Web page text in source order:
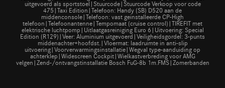
uitgevoerd als sportstoel|Stuurcode|Stuurcode Verkoop voor code
475|Taxi Edition|Telefoon: Handy (SB) D520 aan de
middenconsole|Telefoon: vast geinstalleerde CP-High
telefoon|Telefoonantenne|Tempomaat (cruise control)|TIREFIT met
elektrische luchtpomp|Uitlaatgasreiniging Euro 6|Uitvoering: Special
Edition (R129)|Veer: Aluminium uitgevoerd|Veiligheidsgordel: 3-punts
middenachter+hoofdst.|Vloermat: laadruimte in anti-slip
uitvoering|Voorverwarmingsinstallatie|Wegval type-aanduiding op
achterklep|Widescreen Cockpit|Wielkastverbreding voor AMG
velgen|Zend-/ontvangstinstallatie Bosch FuG-8b 1m.FMS|Zomerbanden